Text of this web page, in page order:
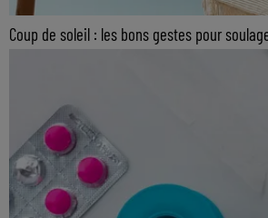
Coup de soleil : les bons gestes pour